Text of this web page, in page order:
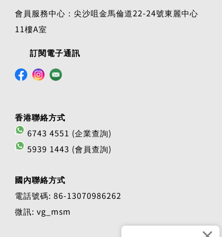
會員服務中心：尖沙咀金馬倫道22-24號東麗中心
11樓A室
訂閱電子通訊
香港聯絡方式
6743 4551 (企業查詢)
5939 1443 (會員查詢)
國內聯絡方式
電話號碼: 86-13070986262
微訊: vg_msm